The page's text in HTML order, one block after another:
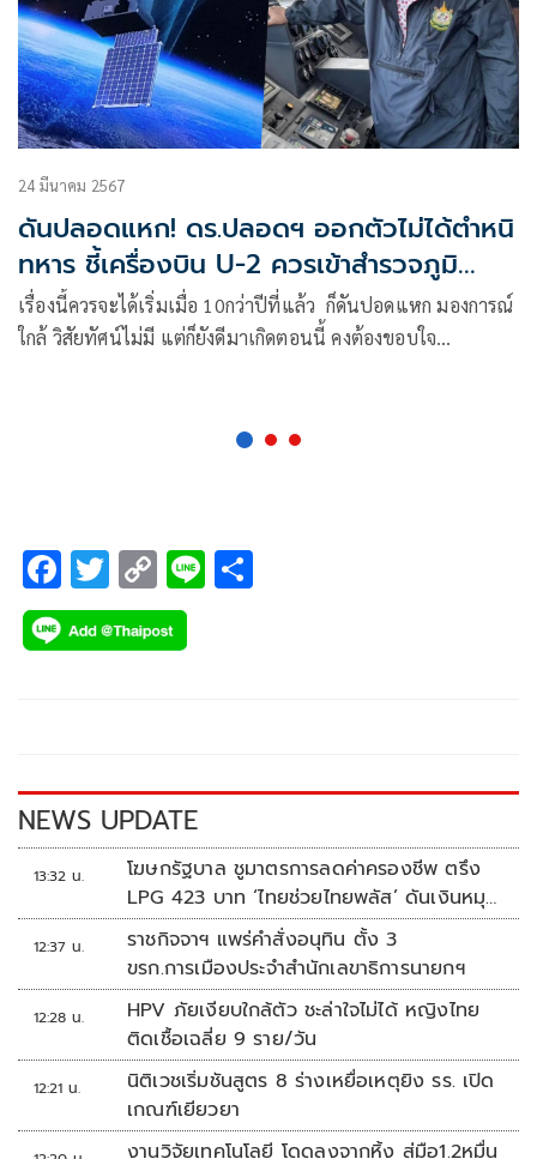
24 มีนาคม 2567
ดันปลอดแหก! ดร.ปลอดฯ ออกตัวไม่ได้ตำหนิ
ทหาร ชี้เครื่องบิน U-2 ควรเข้าสำรวจภูมิ
อากาศ 10 ปีที่แล้ว
เรื่องนี้ควรจะได้เริ่มเมื่อ 10กว่าปีที่แล้ว ก็ดันปอดแหก มองการณ์
ใกล้ วิสัยทัศน์ไม่มี แต่ก็ยังดีมาเกิดตอนนี้ คงต้องขอบใจ
F
ac
e
k
T
wi
tt
C
o
p
k
Li
NEWS UPDATE
13:32 น.
โฆษกรัฐบาล ชูมาตรการลดค่าครองชีพ ตรึง
LPG 423 บาท ‘ไทยช่วยไทยพลัส’ ดันเงินหมุน
แสนล้าน
12:37 น.
ราชกิจจาฯ แพร่คำสั่งอนุทิน ตั้ง 3
ขรก.การเมืองประจำสำนักเลขาธิการนายกฯ
12:28 น.
HPV ภัยเงียบใกล้ตัว ชะล่าใจไม่ได้ หญิงไทย
ติดเชื้อเฉลี่ย 9 ราย/วัน
12:21 น.
นิติเวชเริ่มชันสูตร 8 ร่างเหยื่อเหตุยิง รร. เปิด
เกณฑ์เยียวยา
งานวิจัยเทคโนโลยี โดดลงจากหิ้ง สู่มือ1.2หมื่น